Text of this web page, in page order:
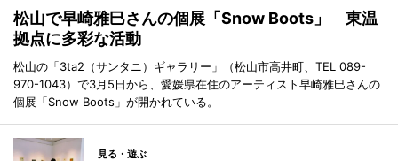
松山で早崎雅巳さんの個展「Snow Boots」 東温
拠点に多彩な活動
松山の「3ta2（サンタニ）ギャラリー」（松山市高井町、TEL 089-
970-1043）で3月5日から、愛媛県在住のアーティスト早崎雅巳さんの
個展「Snow Boots」が開かれている。
見る・遊ぶ